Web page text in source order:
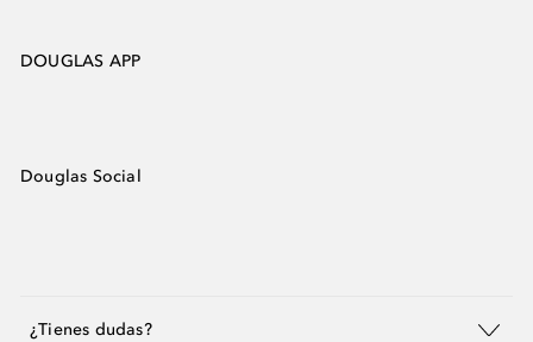
DOUGLAS APP
Douglas Social
¿Tienes dudas?